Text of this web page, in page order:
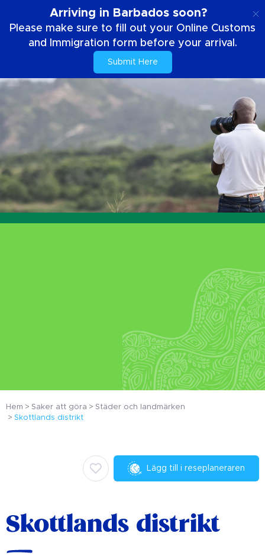
Arriving in Barbados soon?
Please make sure to fill out your Online Customs
and Immigration form before your arrival.
Submit Here
Hem Saker att göra
Städer och landmärken
Skottlands distrikt
Lägg till i reseplaneraren
Skottlands distrikt